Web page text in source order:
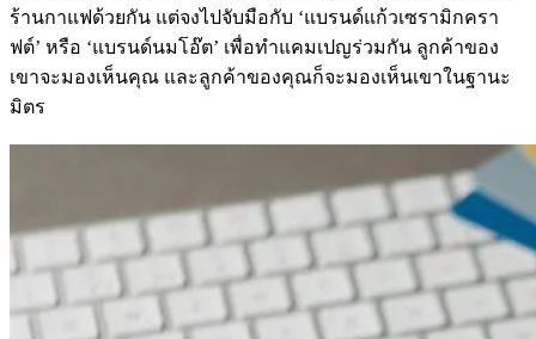
ร้านกาแฟด้วยกัน แต่จงไปจับมือกับ ‘แบรนด์แก้วเซรามิกครา
ฟต์’ หรือ ‘แบรนด์นมโอ๊ต’ เพื่อทำแคมเปญร่วมกัน ลูกค้าของ
เขาจะมองเห็นคุณ และลูกค้าของคุณก็จะมองเห็นเขาในฐานะ
มิตร